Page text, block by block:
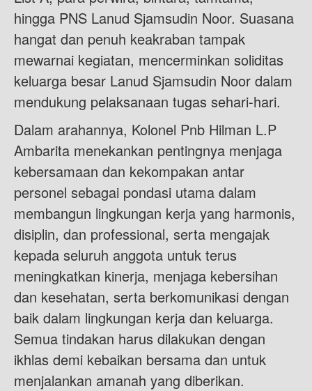
hingga PNS Lanud Sjamsudin Noor. Suasana
hangat dan penuh keakraban tampak
mewarnai kegiatan, mencerminkan soliditas
keluarga besar Lanud Sjamsudin Noor dalam
mendukung pelaksanaan tugas sehari-hari.
Dalam arahannya, Kolonel Pnb Hilman L.P
Ambarita menekankan pentingnya menjaga
kebersamaan dan kekompakan antar
personel sebagai pondasi utama dalam
membangun lingkungan kerja yang harmonis,
disiplin, dan professional, serta mengajak
kepada seluruh anggota untuk terus
meningkatkan kinerja, menjaga kebersihan
dan kesehatan, serta berkomunikasi dengan
baik dalam lingkungan kerja dan keluarga.
Semua tindakan harus dilakukan dengan
ikhlas demi kebaikan bersama dan untuk
menjalankan amanah yang diberikan.